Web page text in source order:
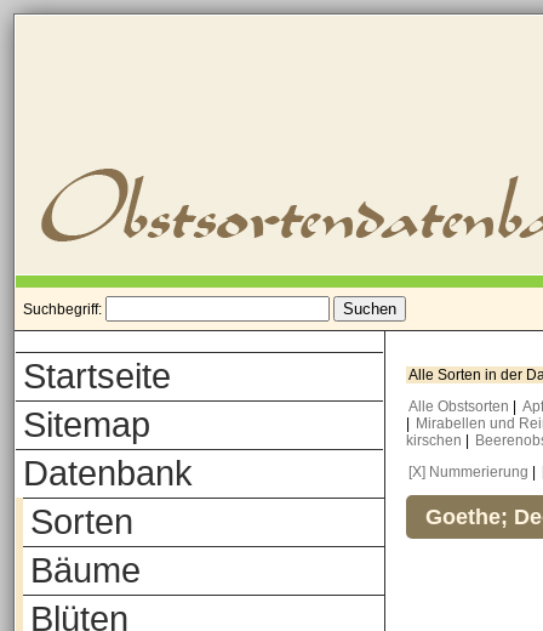
Suchbegriff:
Startseite
Sitemap
Datenbank
Sorten
Bäume
Blüten
Alle Sorten in der
Alle Obstsorten
Mirabellen und
kirschen
[X] Nummerierung
Goethe;